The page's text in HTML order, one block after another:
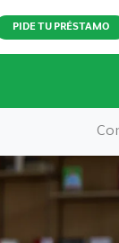
PIDE TU PRÉSTAMO